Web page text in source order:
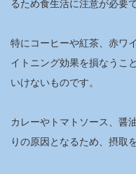
るため食生活に注意が必要で
特にコーヒーや紅茶、赤ワ
イトニング効果を損なうこ
いけないものです。
カレーやトマトソース、醤
りの原因となるため、摂取